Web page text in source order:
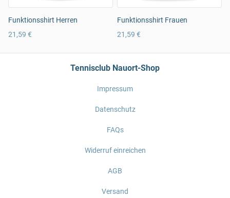
Funktionsshirt Herren
21,59 €
Funktionsshirt Frauen
21,59 €
Tennisclub Nauort-Shop
Impressum
Datenschutz
FAQs
Widerruf einreichen
AGB
Versand